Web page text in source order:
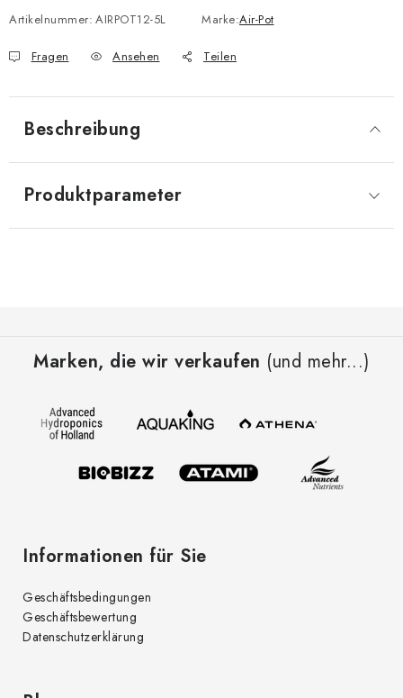
Artikelnummer: AIRPOT12-5L Marke:Air-Pot
Fragen Ansehen Teilen
Beschreibung
Produktparameter
Marken, die wir verkaufen (und mehr...)
Informationen für Sie
Geschäftsbedingungen
Geschäftsbewertung
Datenschutzerklärung